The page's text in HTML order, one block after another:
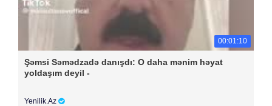
00:01:10
Şəmsi Səmədzadə danışdı: O daha mənim həyat
yoldaşım deyil -
Yenilik.Az